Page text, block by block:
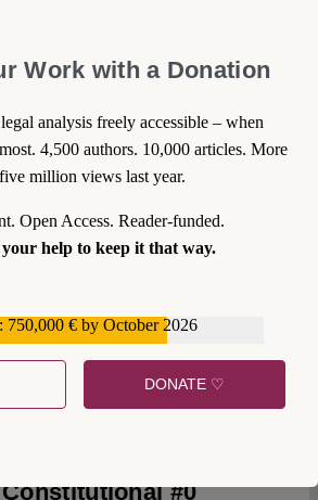
#1:
gegen Corona? Was gibt es,
spricht mit NIKOLAUS
Tracking-Apps, Grundrechte
werden müssten.
>>
2
#0
Work with a Donation
analysis freely accessible – when
4,500 authors. 10,000 articles. More
million views last year.
Open Access. Reader-funded.
your help to keep it that way.
750,000 € by October 2026
DONATE ♡